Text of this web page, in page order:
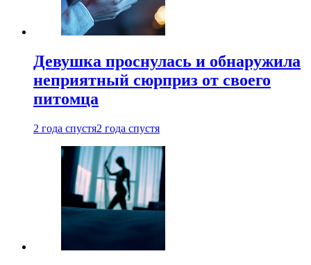
Девушка проснулась и обнаружила
неприятный сюрприз от своего
питомца
2 года спустя2 года спустя